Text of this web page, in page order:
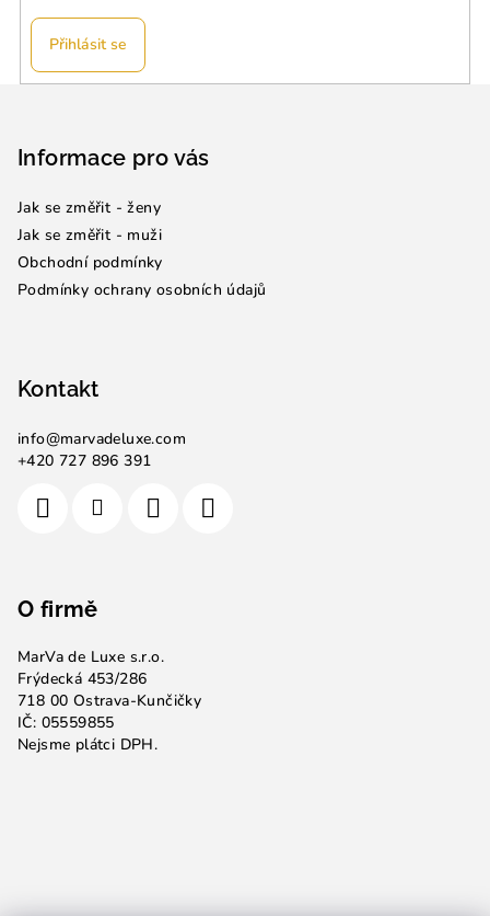
Přihlásit se
Informace pro vás
Jak se změřit - ženy
Jak se změřit - muži
Obchodní podmínky
Podmínky ochrany osobních údajů
Kontakt
info@marvadeluxe.com
+420 727 896 391
O firmě
MarVa de Luxe s.r.o.
Frýdecká 453/286
718 00 Ostrava-Kunčičky
IČ: 05559855
Nejsme plátci DPH.